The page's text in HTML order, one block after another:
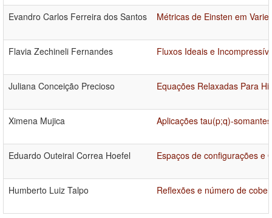
Evandro Carlos Ferreira dos Santos Métricas de Einsten em
Flavia Zechineli Fernandes Fluxos Ideais e
Juliana Conceição Precioso Equações Relaxadas Para
Ximena Mujica Aplicações tau(p;q)-
Eduardo Outeiral Correa Hoefel Espaços de configurações e
Humberto Luiz Talpo Reflexões e número de